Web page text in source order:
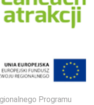
Programu